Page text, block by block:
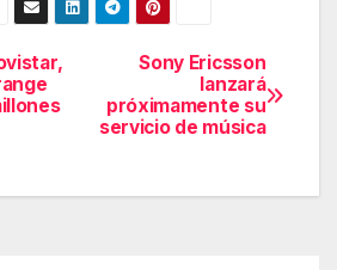
Sony Ericsson
lanzará
próximamente su
servicio de música